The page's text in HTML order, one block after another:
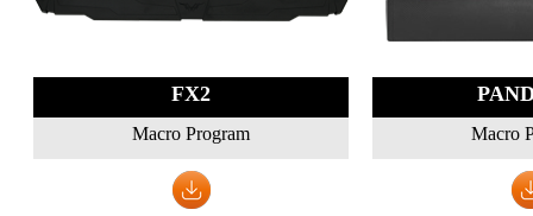
FX2
Macro Program Macro